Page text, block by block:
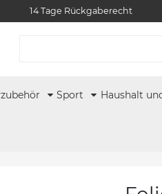
14 Tage Rückgaberecht
Sport Haushalt